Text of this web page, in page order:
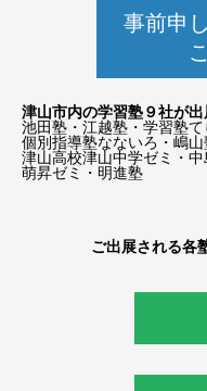
事前申
津山市内の学習塾９社が出
池田塾・江越塾・学習塾
個別指導塾なないろ・嶋山
津山高校津山中学ゼミ・中
萌昇ゼミ・明進塾
ご出展される各